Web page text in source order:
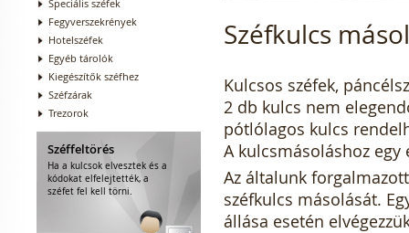
Speciális széfek
Fegyverszekrények
Hotelszéfek
Egyéb tárolók
Kiegészítők széfhez
Széfzárak
Trezorok
Széffeltörés
Ha a kulcsok elvesztek és a
kódokat elfelejtették, a
széfet fel kell törni.
Széfkulcs
Kulcsos széfek,
2 db kulcs nem
pótlólagos kulcs
A kulcsmásoláshoz
Az általunk
széfkulcs másolását.
állása esetén